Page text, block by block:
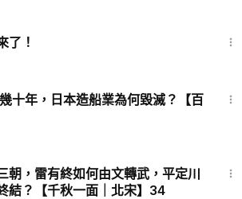
了！
十年，日本造船業為何毀滅？【百
朝，雷有終如何由文轉武，平定川
結？【千秋一面｜北宋】34